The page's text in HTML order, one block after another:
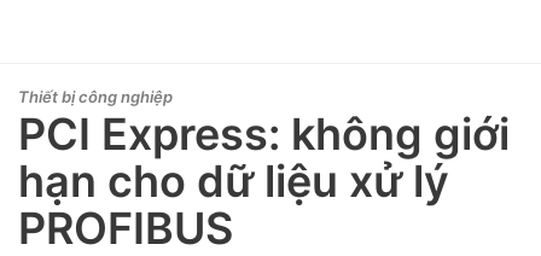
Thiết bị công nghiệp
PCI Express: không giới
hạn cho dữ liệu xử lý
PROFIBUS